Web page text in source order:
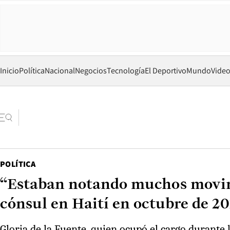
InicioPolíticaNacionalNegociosTecnologíaEl DeportivoMundo
POLÍTICA
“Estaban notando muchos
cónsul en Haití en octubre de